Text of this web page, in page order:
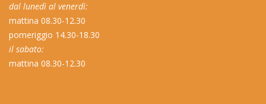
dal lunedì al venerdì:
mattina 08.30-12.30
pomeriggio 14.30-18.30
il sabato:
mattina 08.30-12.30